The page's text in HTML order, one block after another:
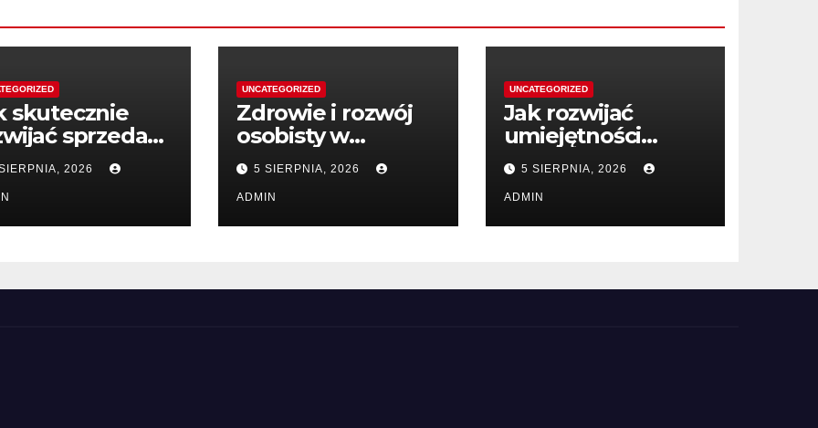
skutecznie
sprzedaż
wiedzy
2026
UNCATEGORIZED
Zdrowie i rozwój
osobisty w
wartościowej
literaturze
5 SIERPNIA, 2026
ADMIN
UNCATEGORIZED
Jak rozwijać
umiejętności
negocjacyjne
dzięki książkom
5 SIERPNIA, 2026
ADMIN